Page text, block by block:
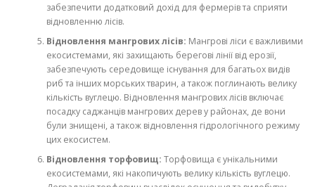
забезпечити додатковий дохід для фермерів та сприяти
відновленню лісів.
Відновлення мангрових лісів: Мангрові ліси є важливими
екосистемами, які захищають берегові лінії від ерозії,
забезпечують середовище існування для багатьох видів
риб та інших морських тварин, а також поглинають велику
кількість вуглецю. Відновлення мангрових лісів включає
посадку саджанців мангрових дерев у районах, де вони
були знищені, а також відновлення гідрологічного режиму
цих екосистем.
Відновлення торфовищ: Торфовища є унікальними
екосистемами, які накопичують велику кількість вуглецю.